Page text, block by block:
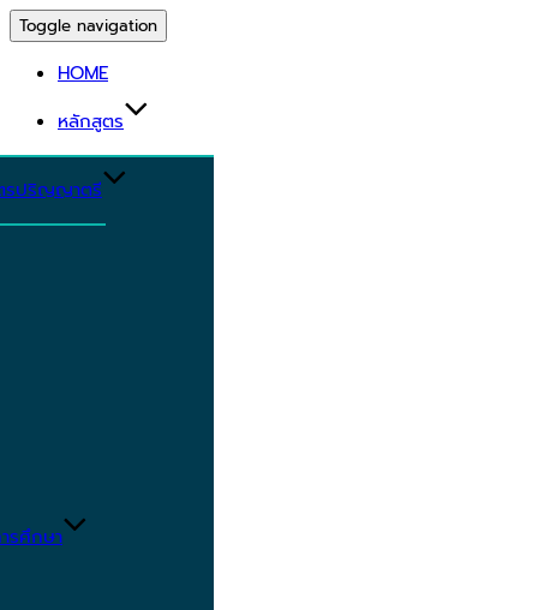
Toggle navigation
HOME
หลักสูตร
รปริญญาตรี
รศึกษา